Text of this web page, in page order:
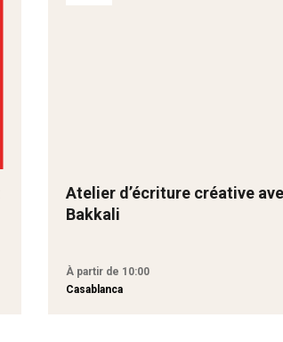
Atelier d’écriture créative
Bakkali
À partir de 10:00
Casablanca